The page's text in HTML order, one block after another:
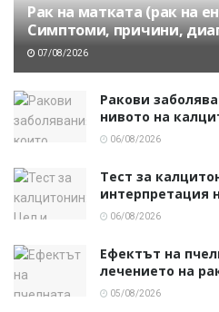
Рак на матката (рак на
Симптоми, причини,
07/08/2026
Ракови
нивото на
06/08/2026
Тест за
интерпретация
06/08/2026
Ефектът на
лечението на
05/08/2026